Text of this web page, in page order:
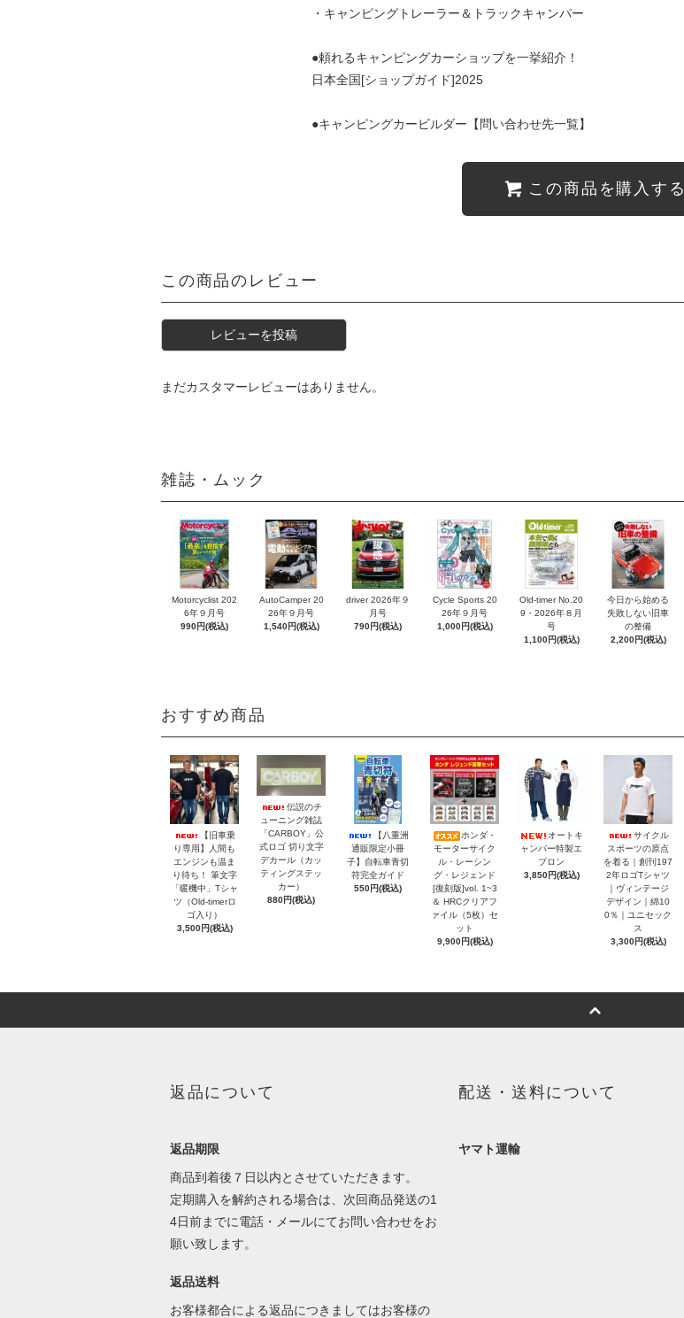
・キャンピングトレーラー＆トラックキャンパー
●頼れるキャンピングカーショップを一挙紹介！
日本全国[ショップガイド]2025
●キャンピングカービルダー【問い合わせ先一覧】
この商品を購入する
この商品のレビュー
レビューを投稿
まだカスタマーレビューはありません。
雑誌・ムック
Motorcyclist 202
6年９月号
990円(税込)
AutoCamper 20
26年９月号
1,540円(税込)
driver 2026年９
月号
790円(税込)
Cycle Sports 20
26年９月号
1,000円(税込)
Old-timer No.20
9・2026年８月
号
1,100円(税込)
今日から始める
失敗しない旧車
の整備
2,200円(税込)
おすすめ商品
【旧車乗
り専用】人間も
エンジンも温ま
り待ち！ 筆文字
「暖機中」Tシャ
ツ（Old-timerロ
ゴ入り）
3,500円(税込)
伝説のチ
ューニング雑誌
「CARBOY」公
式ロゴ 切り文字
デカール（カッ
ティングステッ
カー）
880円(税込)
【八重洲
通販限定小冊
子】自転車青切
符完全ガイド
550円(税込)
ホンダ・
モーターサイク
ル・レーシン
グ・レジェンド
[復刻版]vol. 1~3
＆ HRCクリアフ
ァイル（5枚）セ
ット
9,900円(税込)
オートキ
ャンパー特製エ
プロン
3,850円(税込)
サイクル
スポーツの原点
を着る｜創刊197
2年ロゴTシャツ
｜ヴィンテージ
デザイン｜綿10
0％｜ユニセック
ス
3,300円(税込)
返品について
返品期限
商品到着後７日以内とさせていただきます。
定期購入を解約される場合は、次回商品発送の1
4日前までに電話・メールにてお問い合わせをお
願い致します。
返品送料
お客様都合による返品につきましてはお客様の
配送・送料について
ヤマト運輸